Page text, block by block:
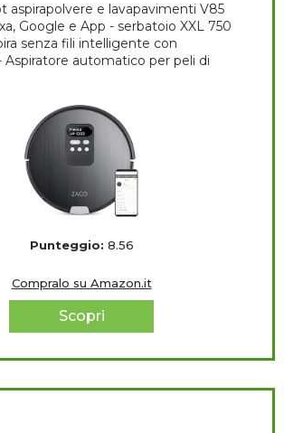
aspirapolvere e lavapavimenti V85
Google e App - serbatoio XXL 750
senza fili intelligente con
Aspiratore automatico per peli di
Punteggio: 8.56
Compralo su Amazon.it
Scopri